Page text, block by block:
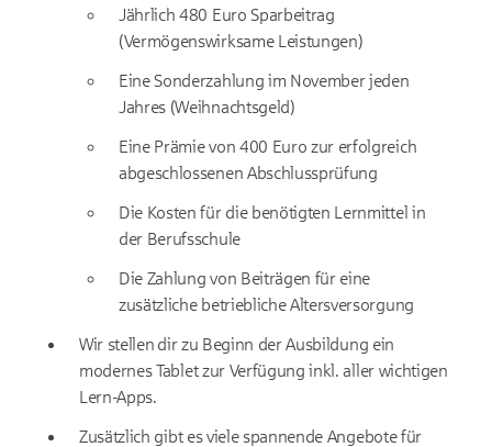
Jährlich 480 Euro Sparbeitrag
(Vermögenswirksame Leistungen)
Eine Sonderzahlung im November jeden
Jahres (Weihnachtsgeld)
Eine Prämie von 400 Euro zur erfolgreich
abgeschlossenen Abschlussprüfung
Die Kosten für die benötigten Lernmittel in
der Berufsschule
Die Zahlung von Beiträgen für eine
zusätzliche betriebliche Altersversorgung
Wir stellen dir zu Beginn der Ausbildung ein
modernes Tablet zur Verfügung inkl. aller wichtigen
Lern-Apps.
Zusätzlich gibt es viele spannende Angebote für